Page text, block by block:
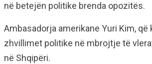
në betejën politike brenda opozitës.
Ambasadorja amerikane Yuri Kim, që
zhvillimet politike në mbrojtje të
në Shqipëri.